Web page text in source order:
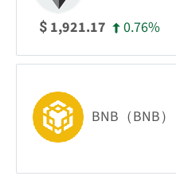
$ 1,921.17 0.76%
BNB（BNB）